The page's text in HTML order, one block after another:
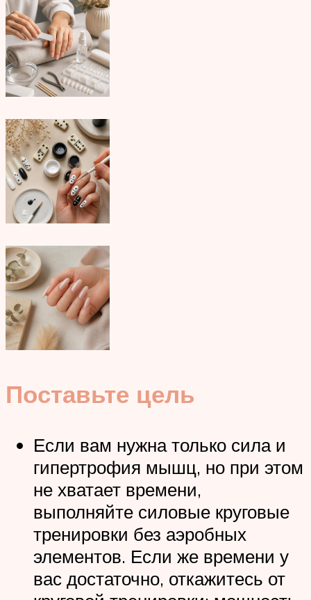
Поставьте цель
Если вам нужна только сила и
гипертрофия мышц, но при этом
не хватает времени,
выполняйте силовые круговые
тренировки без аэробных
элементов. Если же времени у
вас достаточно, откажитесь от